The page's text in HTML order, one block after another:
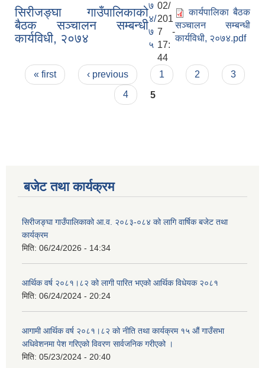
सिरीजङ्घा गाउँपालिकाको
बैठक सञ्चालन सम्बन्धी
कार्यविधी, २०७४
७
४/
७
५
02/
201
7 -
17:
44
कार्यपालिका बैठक
सञ्चालन सम्बन्धी
कार्यविधी, २०७४.pdf
Pages
« first ‹ previous 1 2
3
4
5
बजेट तथा कार्यक्रम
सिरीजङ्घा गाउँपालिकाको आ.व. २०८३-०८४ को लागि वार्षिक बजेट तथा
कार्यक्रम
मिति: 06/24/2026 - 14:34
आर्थिक वर्ष २०८१।८२ को लागी पारित भएको आर्थिक विधेयक २०८१
मिति: 06/24/2024 - 20:24
आगामी आर्थिक वर्ष २०८१।८२ को नीति तथा कार्यक्रम १५ औं गाउँसभा
अधिवेशनमा पेश गरिएको विवरण सार्वजनिक गरीएको ।
मिति: 05/23/2024 - 20:40